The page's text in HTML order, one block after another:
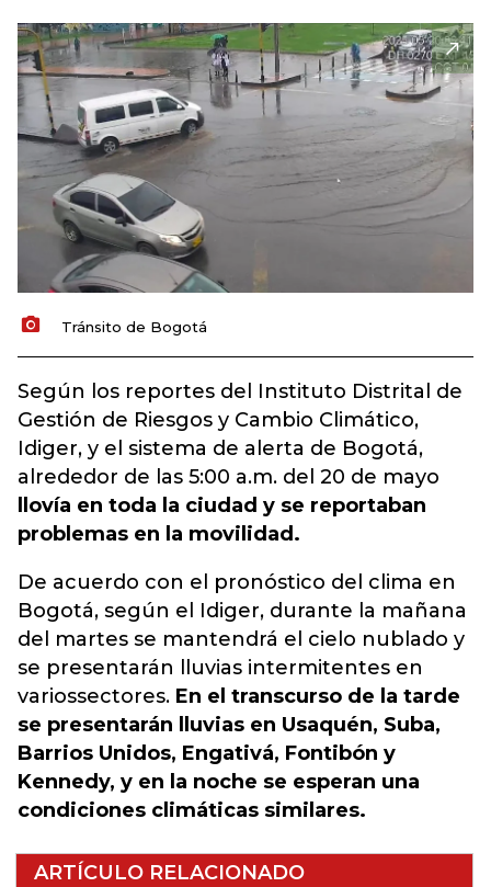
Tránsito de Bogotá
Según los reportes del Instituto Distrital de
Gestión de Riesgos y Cambio Climático,
Idiger, y el sistema de alerta de Bogotá,
alrededor de las 5:00 a.m. del 20 de mayo
llovía en toda la ciudad y se reportaban
problemas en la movilidad.
De acuerdo con el pronóstico del clima en
Bogotá, según el Idiger, durante la mañana
del martes se mantendrá el cielo nublado y
se presentarán lluvias intermitentes en
variossectores. En el transcurso de la tarde
se presentarán lluvias en Usaquén, Suba,
Barrios Unidos, Engativá, Fontibón y
Kennedy, y en la noche se esperan una
condiciones climáticas similares.
ARTÍCULO RELACIONADO